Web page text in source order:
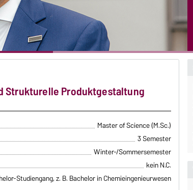
Strukturelle Produktgestaltung
Master of Science (M.Sc.)
3 Semester
Winter-/Sommersemester
kein N.C.
Studiengang, z. B. Bachelor in Chemieingenieurwesen